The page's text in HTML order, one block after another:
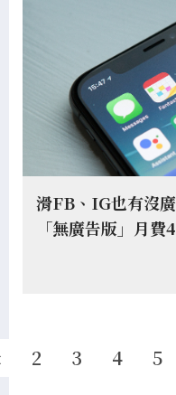
滑FB、IG也有沒
「無廣告版」月費
2 3 4 5